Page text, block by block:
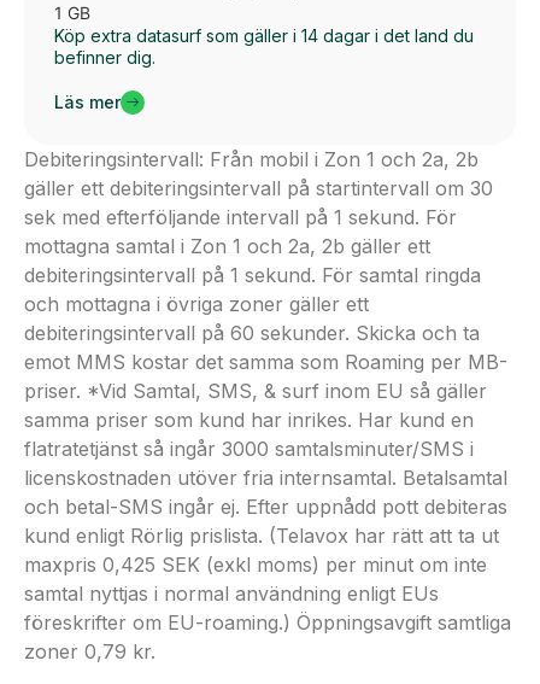
1 GB
Köp extra datasurf som gäller i 14 dagar i det land du
befinner dig.
Läs mer
Debiteringsintervall: Från mobil i Zon 1 och 2a, 2b
gäller ett debiteringsintervall på startintervall om 30
sek med efterföljande intervall på 1 sekund. För
mottagna samtal i Zon 1 och 2a, 2b gäller ett
debiteringsintervall på 1 sekund. För samtal ringda
och mottagna i övriga zoner gäller ett
debiteringsintervall på 60 sekunder. Skicka och ta
emot MMS kostar det samma som Roaming per MB-
priser. *Vid Samtal, SMS, & surf inom EU så gäller
samma priser som kund har inrikes. Har kund en
flatratetjänst så ingår 3000 samtalsminuter/SMS i
licenskostnaden utöver fria internsamtal. Betalsamtal
och betal-SMS ingår ej. Efter uppnådd pott debiteras
kund enligt Rörlig prislista. (Telavox har rätt att ta ut
maxpris 0,425 SEK (exkl moms) per minut om inte
samtal nyttjas i normal användning enligt EUs
föreskrifter om EU-roaming.) Öppningsavgift samtliga
zoner 0,79 kr.